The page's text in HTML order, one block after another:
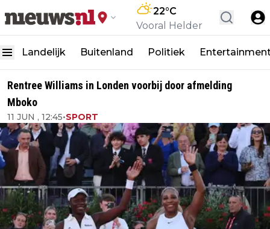
22°C
Vooral Helder
Landelijk Buitenland Politiek
Rentree Williams in Londen voorbij door afmelding
Mboko
11 JUN , 12:45•SPORT